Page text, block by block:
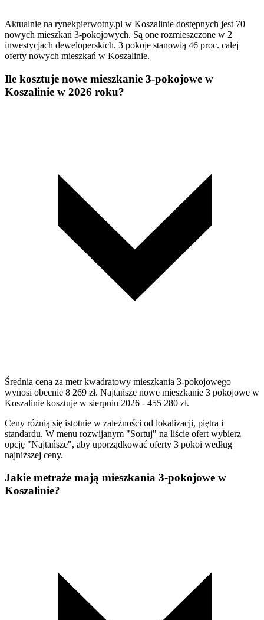
Aktualnie na rynekpierwotny.pl w Koszalinie dostępnych jest 70
nowych mieszkań 3-pokojowych. Są one rozmieszczone w 2
inwestycjach deweloperskich. 3 pokoje stanowią 46 proc. całej
oferty nowych mieszkań w Koszalinie.
Ile kosztuje nowe mieszkanie 3-pokojowe w
Koszalinie w 2026 roku?
Średnia cena za metr kwadratowy mieszkania 3-pokojowego
wynosi obecnie 8 269 zł. Najtańsze nowe mieszkanie 3 pokojowe w
Koszalinie kosztuje w sierpniu 2026 - 455 280 zł.
Ceny różnią się istotnie w zależności od lokalizacji, piętra i
standardu. W menu rozwijanym "Sortuj" na liście ofert wybierz
opcję "Najtańsze", aby uporządkować oferty 3 pokoi według
najniższej ceny.
Jakie metraże mają mieszkania 3-pokojowe w
Koszalinie?